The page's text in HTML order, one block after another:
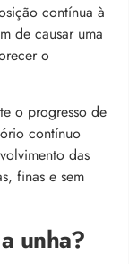
contínua à
de causar uma
o
o progresso de
contínuo
das
finas e sem
unha?